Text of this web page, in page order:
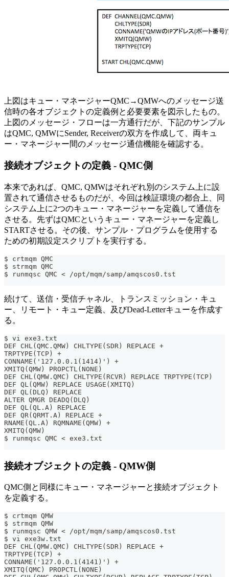
上図はキュー・マネージャーQMC→QMWへのメッセージ送
信時の各オブジェクトの定義例と必要要素を図示したもの。
上図のメッセージ・フローは一方通行だが、下記のサンプル
はQMC, QMWにSender, Receiverの双方を作成して、両キュ
ー・マネージャー間のメッセージ通信機能を確認する。
接続オブジェクトの定義 - QMC側
本来であれば、QMC, QMWはそれぞれ別のシステム上に設
置されて通信させるものだが、今回は検証環境の都合上、同
システム上に2つのキュー・マネージャーを定義して通信を
させる。先ずはQMCというキュー・マネージャーを定義し
STARTさせる。その後、サンプル・プログラムを使用する
ための初期設定スクリプトを実行する。
$ crtmqm QMC
$ strmqm QMC
$ runmqsc QMC < /opt/mqm/samp/amqscos0.tst
続けて、送信・受信チャネル、トランスミッション・キュ
ー、リモート・キュー定義、及びDead-Letterキューを作成す
る。
$ vi exe3.txt
DEF CHL(QMC.QMW) CHLTYPE(SDR) REPLACE +
TRPTYPE(TCP) +
CONNAME('127.0.0.1(1414)') +
XMITQ(QMW) PROPCTL(NONE)
DEF CHL(QMW.QMC) CHLTYPE(RCVR) REPLACE TRPTYPE(TCP)
DEF QL(QMW) REPLACE USAGE(XMITQ)
DEF QL(DLQ) REPLACE
ALTER QMGR DEADQ(DLQ)
DEF QL(QL.A) REPLACE
DEF QR(QRMT.A) REPLACE +
RNAME(QL.A) RQMNAME(QMW) +
XMITQ(QMW)
$ runmqsc QMC < exe3.txt
接続オブジェクトの定義 - QMW側
QMC側と同様にキュー・マネージャーと接続オブジェクト
を定義する。
$ crtmqm QMW
$ strmqm QMW
$ runmqsc QMW < /opt/mqm/samp/amqscos0.tst
$ vi exe3w.txt
DEF CHL(QMW.QMC) CHLTYPE(SDR) REPLACE +
TRPTYPE(TCP) +
CONNAME('127.0.0.1(4141)') +
XMITQ(QMC) PROPCTL(NONE)